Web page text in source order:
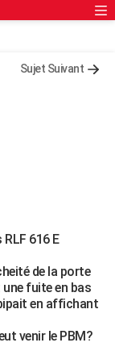
Sujet Suivant
616 E
de la porte
fuite en bas
en affichant
venir le PBM?